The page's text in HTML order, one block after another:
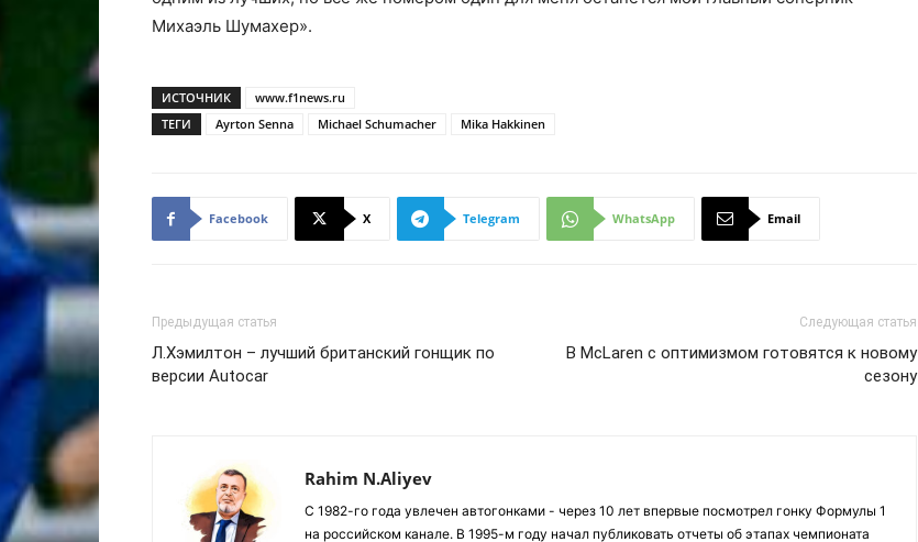
Михаэль Шумахер».
ИСТОЧНИК
www.f1news.ru
ТЕГИ
Ayrton Senna Michael Schumacher Mika Hakkinen
Facebook X Telegram WhatsApp Email
Предыдущая статья
Л.Хэмилтон – лучший британский гонщик по
версии Autocar
Следующая статья
В McLaren с оптимизмом готовятся к новому
сезону
Rahim N.Aliyev
С 1982-го года увлечен автогонками - через 10 лет впервые посмотрел гонку Формулы 1
на российском канале. В 1995-м году начал публиковать отчеты об этапах чемпионата